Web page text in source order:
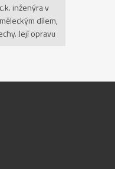
inženýra v
dílem,
Její opravu